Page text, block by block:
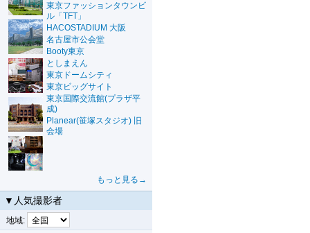
東京ファッションタウンビ
ル「TFT」
HACOSTADIUM 大阪
名古屋市公会堂
Booty東京
としまえん
東京ドームシティ
東京ビッグサイト
東京国際交流館(プラザ平
成)
Planear(笹塚スタジオ) 旧
会場
もっと見る→
▼人気撮影者
地域: